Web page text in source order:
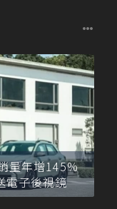
量年增145%
子後視鏡